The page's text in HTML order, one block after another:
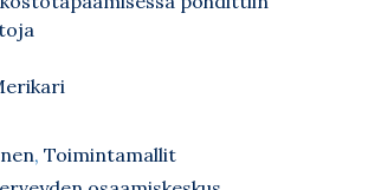
, Toimintamallit